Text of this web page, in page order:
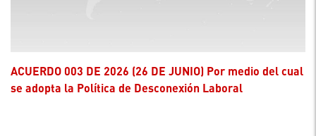
ACUERDO 003 DE 2026 (26 DE JUNIO) Por medio del cual
se adopta la Política de Desconexión Laboral